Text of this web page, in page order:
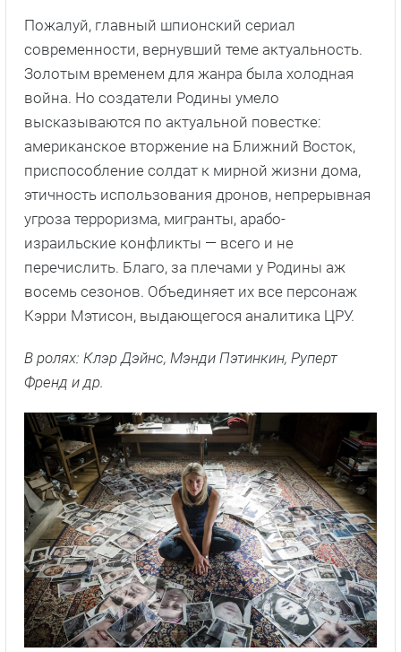
Пожалуй, главный шпионский сериал
современности, вернувший теме актуальность.
Золотым временем для жанра была холодная
война. Но создатели Родины умело
высказываются по актуальной повестке:
американское вторжение на Ближний Восток,
приспособление солдат к мирной жизни дома,
этичность использования дронов, непрерывная
угроза терроризма, мигранты, арабо-
израильские конфликты — всего и не
перечислить. Благо, за плечами у Родины аж
восемь сезонов. Объединяет их все персонаж
Кэрри Мэтисон, выдающегося аналитика ЦРУ.
В ролях: Клэр Дэйнс, Мэнди Пэтинкин, Руперт
Френд и др.